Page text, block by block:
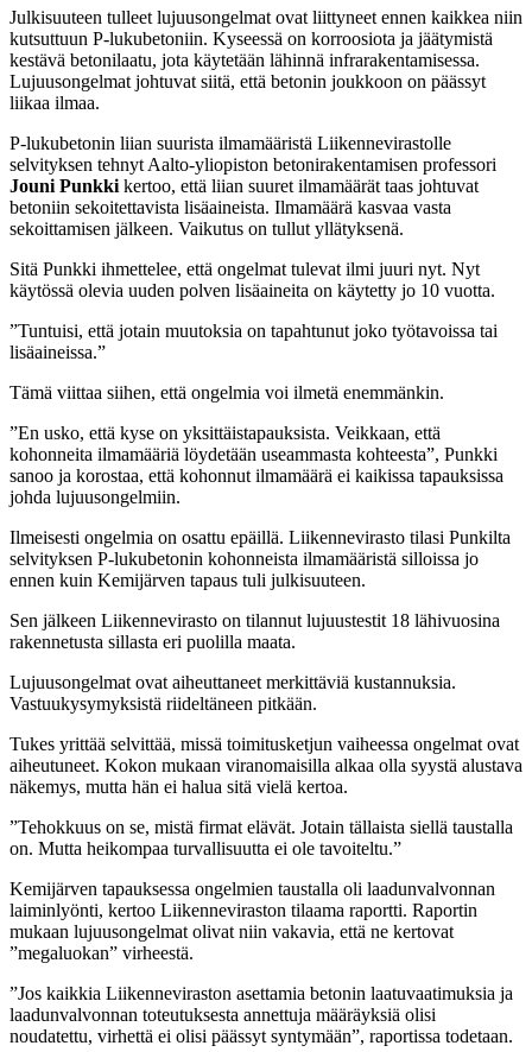
Julkisuuteen tulleet lujuusongelmat ovat liittyneet ennen kaikkea niin
kutsuttuun P-lukubetoniin. Kyseessä on korroosiota ja jäätymistä
kestävä betonilaatu, jota käytetään lähinnä infrarakentamisessa.
Lujuusongelmat johtuvat siitä, että betonin joukkoon on päässyt
liikaa ilmaa.
P-lukubetonin liian suurista ilmamääristä Liikennevirastolle
selvityksen tehnyt Aalto-yliopiston betonirakentamisen professori
Jouni Punkki kertoo, että liian suuret ilmamäärät taas johtuvat
betoniin sekoitettavista lisäaineista. Ilmamäärä kasvaa vasta
sekoittamisen jälkeen. Vaikutus on tullut yllätyksenä.
Sitä Punkki ihmettelee, että ongelmat tulevat ilmi juuri nyt. Nyt
käytössä olevia uuden polven lisäaineita on käytetty jo 10 vuotta.
”Tuntuisi, että jotain muutoksia on tapahtunut joko työtavoissa tai
lisäaineissa.”
Tämä viittaa siihen, että ongelmia voi ilmetä enemmänkin.
”En usko, että kyse on yksittäistapauksista. Veikkaan, että
kohonneita ilmamääriä löydetään useammasta kohteesta”, Punkki
sanoo ja korostaa, että kohonnut ilmamäärä ei kaikissa tapauksissa
johda lujuusongelmiin.
Ilmeisesti ongelmia on osattu epäillä. Liikennevirasto tilasi Punkilta
selvityksen P-lukubetonin kohonneista ilmamääristä silloissa jo
ennen kuin Kemijärven tapaus tuli julkisuuteen.
Sen jälkeen Liikennevirasto on tilannut lujuustestit 18 lähivuosina
rakennetusta sillasta eri puolilla maata.
Lujuusongelmat ovat aiheuttaneet merkittäviä kustannuksia.
Vastuukysymyksistä riideltäneen pitkään.
Tukes yrittää selvittää, missä toimitusketjun vaiheessa ongelmat ovat
aiheutuneet. Kokon mukaan viranomaisilla alkaa olla syystä alustava
näkemys, mutta hän ei halua sitä vielä kertoa.
”Tehokkuus on se, mistä firmat elävät. Jotain tällaista siellä taustalla
on. Mutta heikompaa turvallisuutta ei ole tavoiteltu.”
Kemijärven tapauksessa ongelmien taustalla oli laadunvalvonnan
laiminlyönti, kertoo Liikenneviraston tilaama raportti. Raportin
mukaan lujuusongelmat olivat niin vakavia, että ne kertovat
”megaluokan” virheestä.
”Jos kaikkia Liikenneviraston asettamia betonin laatuvaatimuksia ja
laadunvalvonnan toteutuksesta annettuja määräyksiä olisi
noudatettu, virhettä ei olisi päässyt syntymään”, raportissa todetaan.